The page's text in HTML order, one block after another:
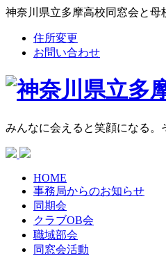
神奈川県立多摩高校同窓会と母
住所変更
お問い合わせ
みんなに会えると笑顔になる。
HOME
事務局からのお知らせ
同期会
クラブOB会
職域部会
同窓会活動